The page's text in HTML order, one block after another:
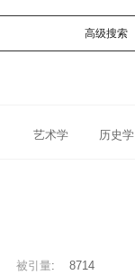
高级搜索
艺术学 历史学
被引量:
8714